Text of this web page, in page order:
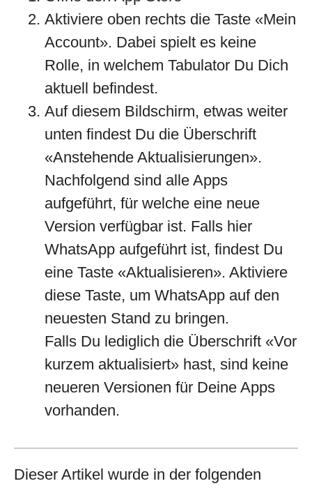
Aktiviere oben rechts die Taste «Mein
Account». Dabei spielt es keine
Rolle, in welchem Tabulator Du Dich
aktuell befindest.
Auf diesem Bildschirm, etwas weiter
unten findest Du die Überschrift
«Anstehende Aktualisierungen».
Nachfolgend sind alle Apps
aufgeführt, für welche eine neue
Version verfügbar ist. Falls hier
WhatsApp aufgeführt ist, findest Du
eine Taste «Aktualisieren». Aktiviere
diese Taste, um WhatsApp auf den
neuesten Stand zu bringen.
Falls Du lediglich die Überschrift «Vor
kurzem aktualisiert» hast, sind keine
neueren Versionen für Deine Apps
vorhanden.
Dieser Artikel wurde in der folgenden